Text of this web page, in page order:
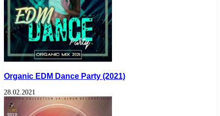
Organic EDM Dance Party (2021)
28.02.2021